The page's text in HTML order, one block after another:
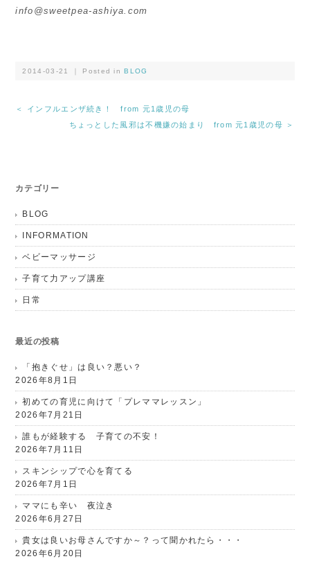
info@sweetpea-ashiya.com
2014-03-21 ｜ Posted inBLOG
＜ インフルエンザ続き！ from 元1歳児の母
ちょっとした風邪は不機嫌の始まり from 元1歳児の母 ＞
カテゴリー
BLOG
INFORMATION
ベビーマッサージ
子育て力アップ講座
日常
最近の投稿
「抱きぐせ」は良い？悪い？
2026年8月1日
初めての育児に向けて「プレママレッスン」
2026年7月21日
誰もが経験する 子育ての不安！
2026年7月11日
スキンシップで心を育てる
2026年7月1日
ママにも辛い 夜泣き
2026年6月27日
貴女は良いお母さんですか～？って聞かれたら・・・
2026年6月20日